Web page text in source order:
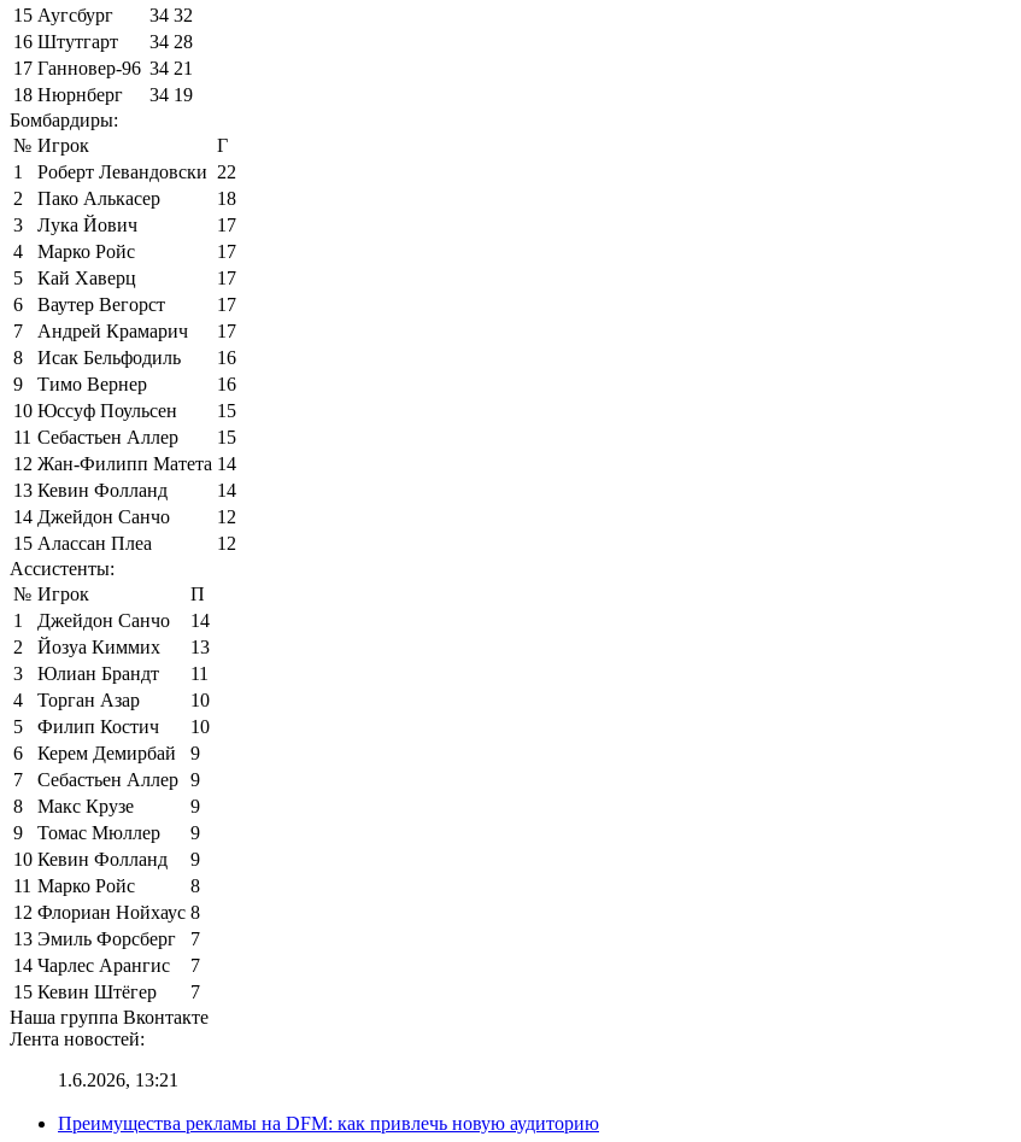
15 Аугсбург 34 32
16 Штутгарт 34 28
17 Ганновер-96 34 21
18 Нюрнберг 34 19
Бомбардиры:
№ Игрок
Г
1
Роберт Левандовски 22
2
Пако Алькасер
18
3
Лука Йович
17
4
Марко Ройс
17
5
Кай Хаверц
17
6
Ваутер Вегорст
17
7
Андрей Крамарич
17
8
Исак Бельфодиль
16
9
Тимо Вернер
16
10 Юссуф Поульсен
15
11 Себастьен Аллер
15
12 Жан-Филипп Матета 14
13 Кевин Фолланд
14
14 Джейдон Санчо
12
15 Алассан Плеа
12
Ассистенты:
№ Игрок
П
1
Джейдон Санчо
14
2
Йозуа Киммих
13
3
Юлиан Брандт
11
4
Торган Азар
10
5
Филип Костич
10
6
Керем Демирбай
9
7
Себастьен Аллер 9
8
Макс Крузе
9
9
Томас Мюллер
9
10 Кевин Фолланд
9
11 Марко Ройс
8
12 Флориан Нойхаус 8
13 Эмиль Форсберг
7
14 Чарлес Арангис
7
15 Кевин Штёгер
7
Наша группа Вконтакте
Лента новостей:
1.6.2026, 13:21
Преимущества рекламы на DFM: как привлечь новую аудиторию